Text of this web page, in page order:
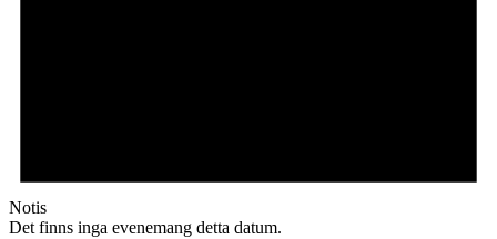
Notis
Det finns inga evenemang detta datum.